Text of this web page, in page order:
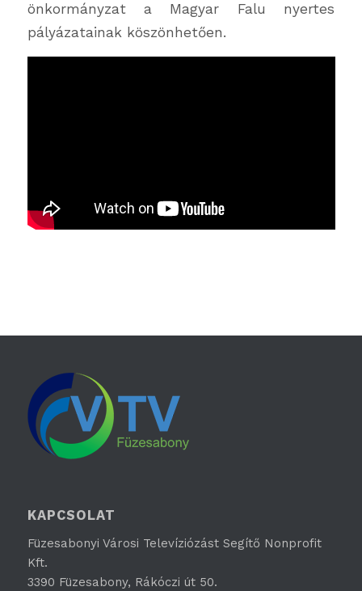
önkormányzat a Magyar Falu nyertes
pályázatainak köszönhetően.
KAPCSOLAT
Füzesabonyi Városi Televíziózást Segítő Nonprofit
Kft.
3390 Füzesabony, Rákóczi út 50.